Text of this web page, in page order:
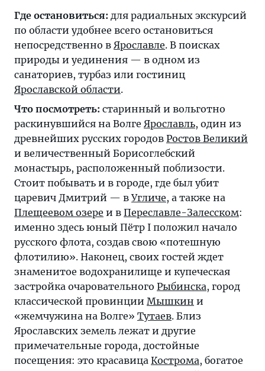
Где остановиться: для радиальных экскурсий
по области удобнее всего остановиться
непосредственно в Ярославле. В поисках
природы и уединения — в одном из
санаториев, турбаз или гостиниц
Ярославской области.
Что посмотреть: старинный и вольготно
раскинувшийся на Волге Ярославль, один из
древнейших русских городов Ростов Великий
и величественный Борисоглебский
монастырь, расположенный поблизости.
Стоит побывать и в городе, где был убит
царевич Дмитрий — в Угличе, а также на
Плещеевом озере и в Переславле-Залесском:
именно здесь юный Пётр I положил начало
русского флота, создав свою «потешную
флотилию». Наконец, своих гостей ждет
знаменитое водохранилище и купеческая
застройка очаровательного Рыбинска, город
классической провинции Мышкин и
«жемчужина на Волге» Тутаев. Близ
Ярославских земель лежат и другие
примечательные города, достойные
посещения: это красавица Кострома, богатое